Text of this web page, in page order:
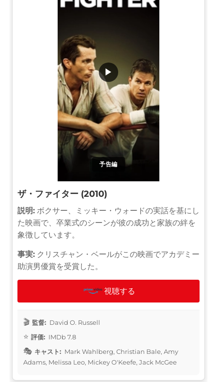
予告編
▶
ザ・ファイター (2010)
説明: ボクサー、ミッキー・ウォードの実話を基にし
た映画で、卒業式のシーンが彼の成功と家族の絆を
象徴しています。
事実: クリスチャン・ベールがこの映画でアカデミー
助演男優賞を受賞した。
視聴する
監督: David O. Russell
評価: IMDb 7.8
キャスト: Mark Wahlberg, Christian Bale, Amy
Adams, Melissa Leo, Mickey O'Keefe, Jack McGee